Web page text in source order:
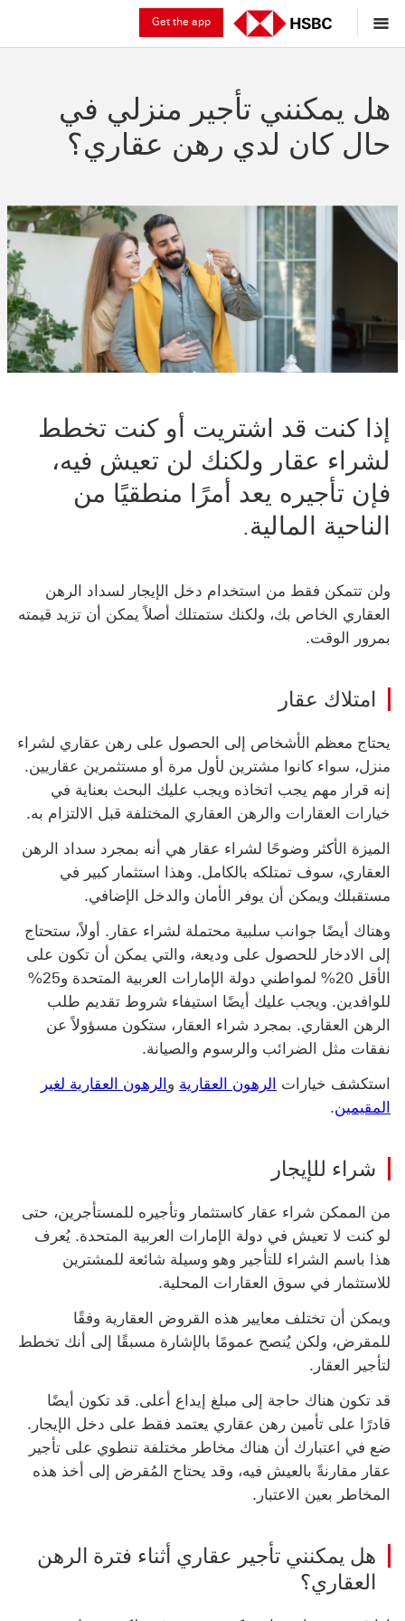
Get the app
هل يمكنني تأجير منزلي في
حال كان لدي رهن عقاري؟
إذا كنت قد اشتريت أو كنت تخطط
لشراء عقار ولكنك لن تعيش فيه،
فإن تأجيره يعد أمرًا منطقيًا من
الناحية المالية.
ولن تتمكن فقط من استخدام دخل الإيجار لسداد الرهن
العقاري الخاص بك، ولكنك ستمتلك أصلاً يمكن أن تزيد قيمته
بمرور الوقت.
امتلاك عقار
يحتاج معظم الأشخاص إلى الحصول على رهن عقاري لشراء
منزل، سواء كانوا مشترين لأول مرة أو مستثمرين عقاريين.
إنه قرار مهم يجب اتخاذه ويجب عليك البحث بعناية في
خيارات العقارات والرهن العقاري المختلفة قبل الالتزام به.
الميزة الأكثر وضوحًا لشراء عقار هي أنه بمجرد سداد الرهن
العقاري، سوف تمتلكه بالكامل. وهذا استثمار كبير في
مستقبلك ويمكن أن يوفر الأمان والدخل الإضافي.
وهناك أيضًا جوانب سلبية محتملة لشراء عقار. أولاً، ستحتاج
إلى الادخار للحصول على وديعة، والتي يمكن أن تكون على
الأقل 20% لمواطني دولة الإمارات العربية المتحدة و25%
للوافدين. ويجب عليك أيضًا استيفاء شروط تقديم طلب
الرهن العقاري. بمجرد شراء العقار، ستكون مسؤولاً عن
نفقات مثل الضرائب والرسوم والصيانة.
استكشف خيارات الرهون العقارية و الرهون العقارية لغير
المقيمين.
شراء للإيجار
من الممكن شراء عقار كاستثمار وتأجيره للمستأجرين، حتى
لو كنت لا تعيش في دولة الإمارات العربية المتحدة. يُعرف
هذا باسم الشراء للتأجير وهو وسيلة شائعة للمشترين
للاستثمار في سوق العقارات المحلية.
ويمكن أن تختلف معايير هذه القروض العقارية وفقًا
للمقرض، ولكن يُنصح عمومًا بالإشارة مسبقًا إلى أنك تخطط
لتأجير العقار.
قد تكون هناك حاجة إلى مبلغ إيداع أعلى. قد تكون أيضًا
قادرًا على تأمين رهن عقاري يعتمد فقط على دخل الإيجار.
ضع في اعتبارك أن هناك مخاطر مختلفة تنطوي على تأجير
عقار مقارنةً بالعيش فيه، وقد يحتاج المُقرض إلى أخذ هذه
المخاطر بعين الاعتبار.
هل يمكنني تأجير عقاري أثناء فترة الرهن
العقاري؟